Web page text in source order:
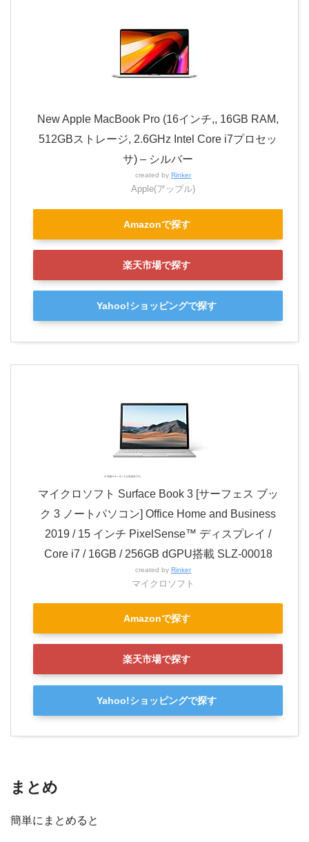
New Apple MacBook Pro (16インチ,, 16GB RAM,
512GBストレージ, 2.6GHz Intel Core i7プロセッ
サ) – シルバー
created by Rinker
Apple(アップル)
Amazonで探す
楽天市場で探す
Yahoo!ショッピングで探す
マイクロソフト Surface Book 3 [サーフェス ブッ
ク 3 ノートパソコン] Office Home and Business
2019 / 15 インチ PixelSense™ ディスプレイ /
Core i7 / 16GB / 256GB dGPU搭載 SLZ-00018
created by Rinker
マイクロソフト
Amazonで探す
楽天市場で探す
Yahoo!ショッピングで探す
まとめ
簡単にまとめると